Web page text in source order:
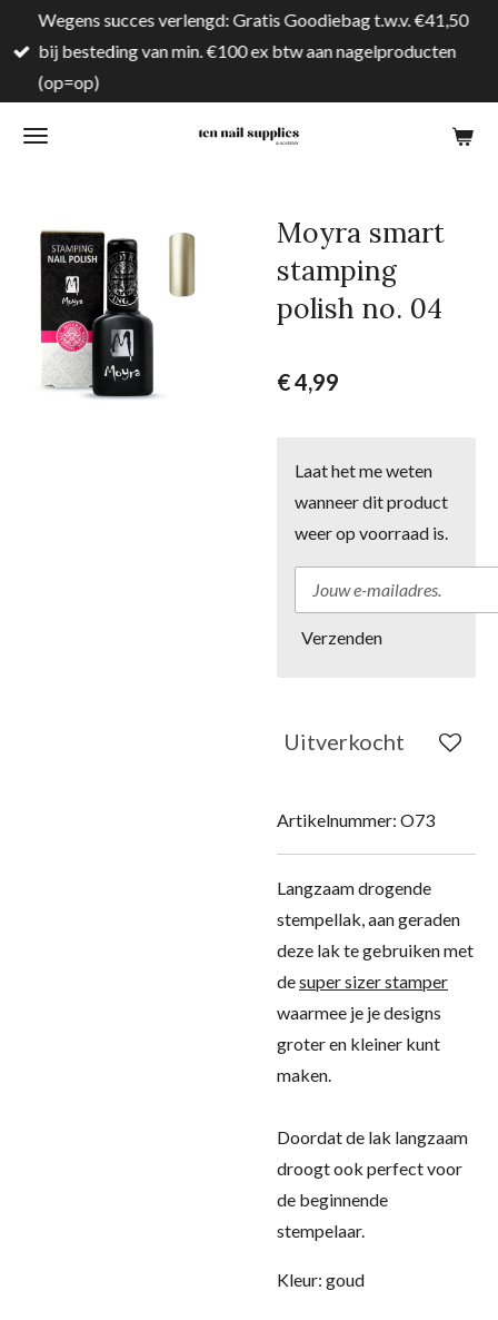
direct
naar
hoofdinhoud
Wegens succes verlengd: Gratis Goodiebag t.w.v. €41,50
bij besteding van min. €100 ex btw aan nagelproducten
(op=op)
Moyra smart
stamping
polish no. 04
€ 4,99
Laat het me weten
wanneer dit product
weer op voorraad is.
Verzenden
Uitverkocht
Artikelnummer: O73
Langzaam drogende
stempellak, aan geraden
deze lak te gebruiken met
desuper sizer stamper
waarmee je je designs
groter en kleiner kunt
maken.
Doordat de lak langzaam
droogt ook perfect voor
de beginnende
stempelaar.
Kleur: goud